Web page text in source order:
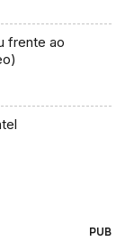
frente ao
PUB